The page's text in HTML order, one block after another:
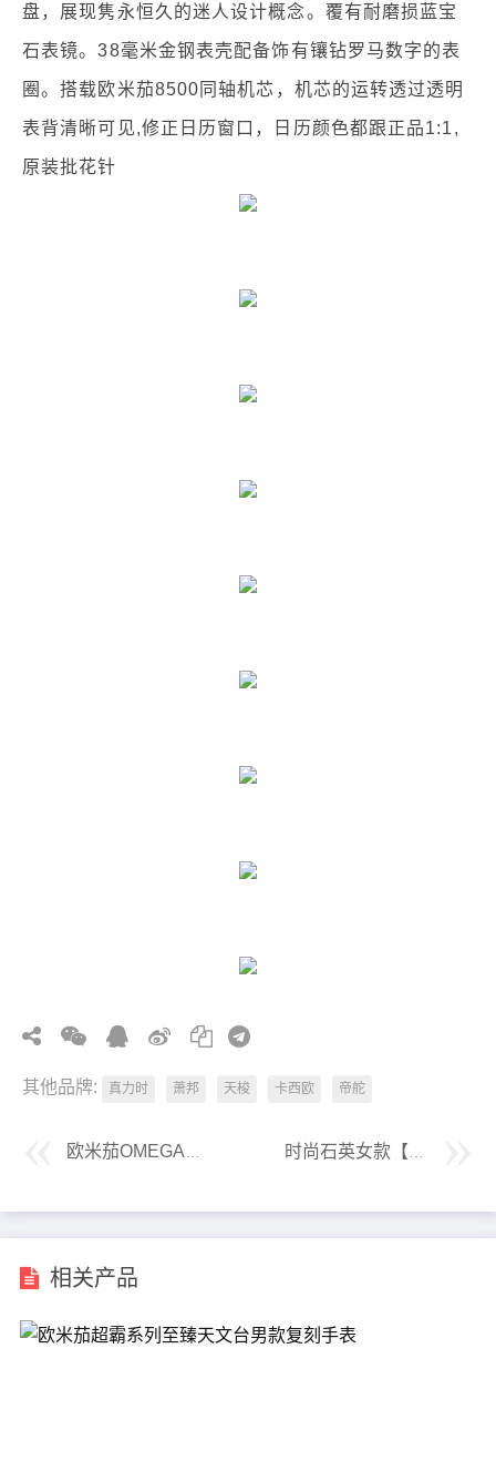
盘，展现隽永恒久的迷人设计概念。覆有耐磨损蓝宝
石表镜。38毫米金钢表壳配备饰有镶钻罗马数字的表
圈。搭载欧米茄8500同轴机芯，机芯的运转透过透明
表背清晰可见,修正日历窗口，日历颜色都跟正品1:1,
原装批花针
其他品牌: 真力时 萧邦 天梭 卡西欧 帝舵
相关产品